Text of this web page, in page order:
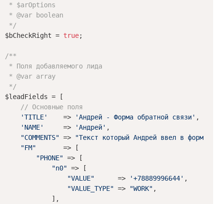
* $arOptions
* @var boolean
*/
$bCheckRight = true;
/**
* Поля добавляемого лида
* @var array
*/
$leadFields = [
// Основные поля
'TITLE'
    =>
'Андрей - Форма обратной связи' ,
'NAME'
     =>
'Андрей' ,
"COMMENTS" =>
"Текст который Андрей ввел в форму
"FM"
       => [
"PHONE" => [
"n0" => [
"VALUE"
      =>
'+78889996644' ,
"VALUE_TYPE" => "WORK" ,
            ],